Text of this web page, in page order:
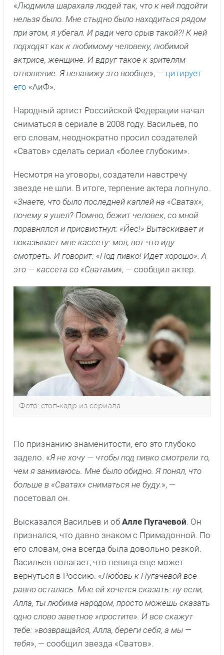
«Людмила шарахала людей так, что к ней подойти
нельзя было. Мне стыдно было находиться рядом
при этом, я убегал. И ради чего срыв такой?! К ней
подходят как к любимому человеку, любимой
актрисе, женщине. И вдруг такое к зрителям
отношение. Я ненавижу это вообще», — цитирует
его «АиФ».
Народный артист Российской Федерации начал
сниматься в сериале в 2008 году. Васильев, по
его словам, неоднократно просил создателей
«Сватов» сделать сериал «более глубоким».
Несмотря на уговоры, создатели навстречу
звезде не шли. В итоге, терпение актера лопнуло.
«Знаете, что было последней каплей на «Сватах»,
почему я ушел? Помню, бежит человек, со мной
поравнялся и присвистнул: «Йес!» Вытаскивает и
показывает мне кассету: мол, вот что иду
смотреть. И говорит: «Под пивко! Идет хорошо». А
это — кассета со «Сватами», — сообщил актер.
Фото: стоп-кадр из сериала
По признанию знаменитости, его это глубоко
задело. «Я не хочу — чтобы под пивко смотрели то,
чем я занимаюсь. Мне было обидно. Я понял, что
больше в «Сватах» сниматься не буду.», —
посетовал он.
Высказался Васильев и об Алле Пугачевой. Он
признался, что давно знаком с Примадонной. По
его словам, она всегда была довольно резкой.
Васильев полагает, что певица еще может
вернуться в Россию. «Любовь к Пугачевой все
равно осталась. Мне ей хочется сказать: ну если,
Алла, ты любима народом, просто можешь сказать
одно слово заветное »простите». И все скажут
тебе: »возвращайся, Алла, береги себя, а мы —
тебя», — сообщил звезда «Сватов».